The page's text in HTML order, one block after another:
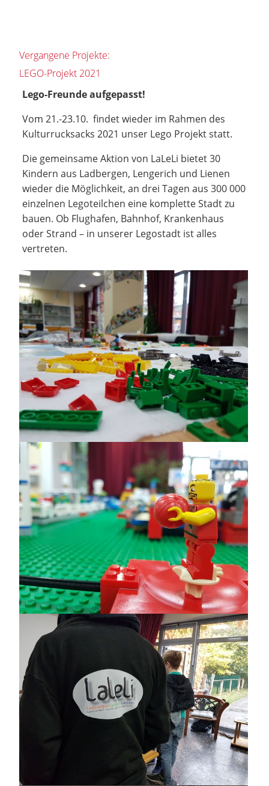
Vergangene Projekte:
LEGO-Projekt 2021
Lego-Freunde aufgepasst!
Vom 21.-23.10. findet wieder im Rahmen des
Kulturrucksacks 2021 unser Lego Projekt statt.
Die gemeinsame Aktion von LaLeLi bietet 30
Kindern aus Ladbergen, Lengerich und Lienen
wieder die Möglichkeit, an drei Tagen aus 300 000
einzelnen Legoteilchen eine komplette Stadt zu
bauen. Ob Flughafen, Bahnhof, Krankenhaus
oder Strand – in unserer Legostadt ist alles
vertreten.